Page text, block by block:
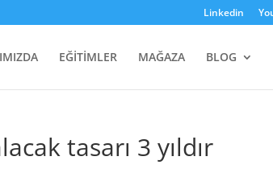
Linkedin
EĞİTİMLER MAĞAZA BLOG
tasarı 3 yıldır